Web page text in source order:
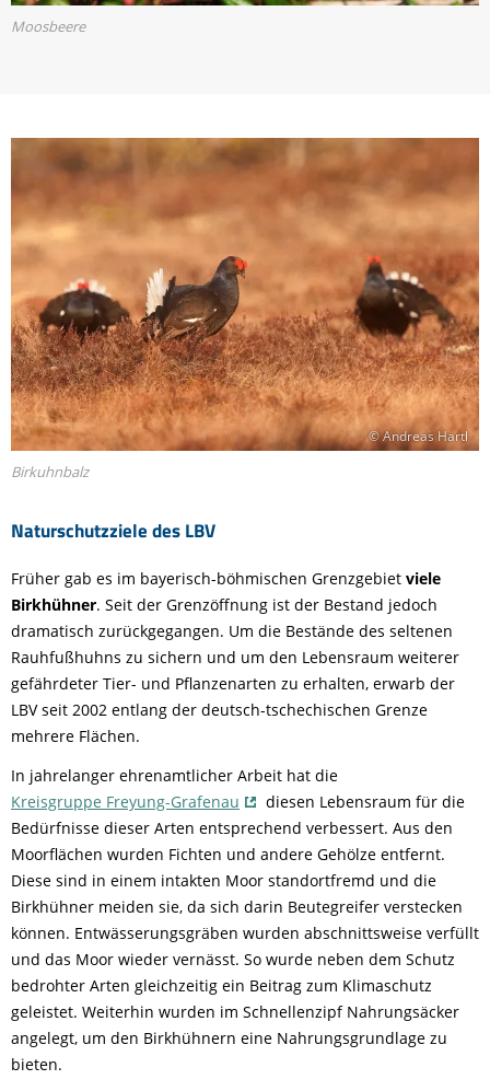
Moosbeere
Naturschutzziele des LBV
© Andreas Hartl
Birkuhnbalz
Früher gab es im bayerisch-böhmischen Grenzgebiet viele
Birkhühner. Seit der Grenzöffnung ist der Bestand jedoch
dramatisch zurückgegangen. Um die Bestände des seltenen
Rauhfußhuhns zu sichern und um den Lebensraum weiterer
gefährdeter Tier- und Pflanzenarten zu erhalten, erwarb der
LBV seit 2002 entlang der deutsch-tschechischen Grenze
mehrere Flächen.
In jahrelanger ehrenamtlicher Arbeit hat die
Kreisgruppe Freyung-Grafenau
diesen Lebensraum für die
Bedürfnisse dieser Arten entsprechend verbessert. Aus den
Moorflächen wurden Fichten und andere Gehölze entfernt.
Diese sind in einem intakten Moor standortfremd und die
Birkhühner meiden sie, da sich darin Beutegreifer verstecken
können. Entwässerungsgräben wurden abschnittsweise verfüllt
und das Moor wieder vernässt. So wurde neben dem Schutz
bedrohter Arten gleichzeitig ein Beitrag zum Klimaschutz
geleistet. Weiterhin wurden im Schnellenzipf Nahrungsäcker
angelegt, um den Birkhühnern eine Nahrungsgrundlage zu
bieten.